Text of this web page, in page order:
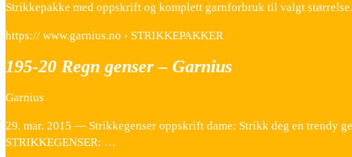
Strikkepakke med oppskrift og komplett garnforbruk til valgt
https:// www.garnius.no › STRIKKEPAKKER
195-20 Regn genser – Garnius
Garnius
29. mar. 2015 — Strikkegenser oppskrift dame: Strikk deg en trendy
STRIKKEGENSER: …